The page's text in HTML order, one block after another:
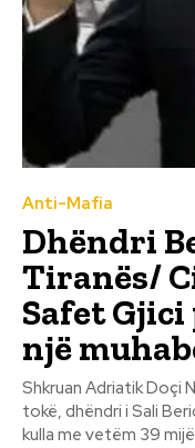
Anti-Mafia
Dhëndri
Tiranës/
Safet
një
Shkruan Adriatik Doçi Nga trashëgimtar i dyshimtë i 140 m2
tokë, dhëndri i Sali
kulla me vetëm 39